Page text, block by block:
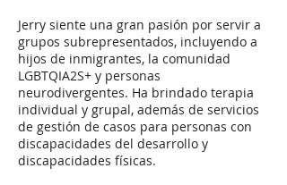
Jerry siente una gran pasión por servir a
grupos subrepresentados, incluyendo a
hijos de inmigrantes, la comunidad
LGBTQIA2S+ y personas
neurodivergentes. Ha brindado terapia
individual y grupal, además de servicios
de gestión de casos para personas con
discapacidades del desarrollo y
discapacidades físicas.